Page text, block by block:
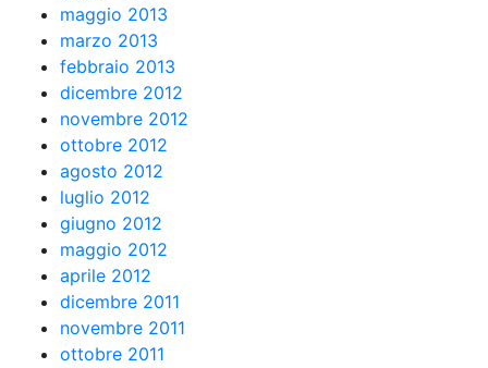
maggio 2013
marzo 2013
febbraio 2013
dicembre 2012
novembre 2012
ottobre 2012
agosto 2012
luglio 2012
giugno 2012
maggio 2012
aprile 2012
dicembre 2011
novembre 2011
ottobre 2011